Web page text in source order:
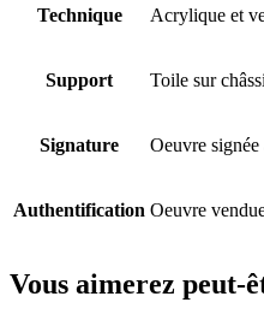
Technique Acrylique et
Support Toile sur
Signature Oeuvre signée
Authentification Oeuvre
Vous aimerez peut-